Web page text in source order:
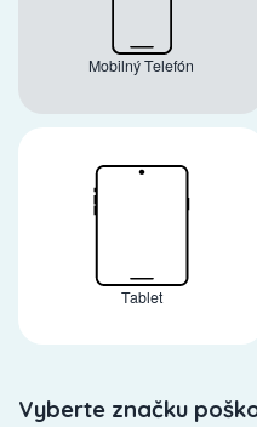
Mobilný Telefón
Tablet
Vyberte značku